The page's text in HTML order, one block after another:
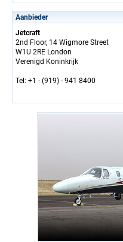
Aanbieder
Jetcraft
2nd Floor, 14 Wigmore Street
W1U 2RE London
Verenigd Koninkrijk
Tel: +1 - (919) - 941 8400